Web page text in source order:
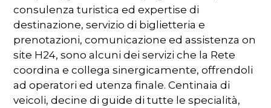
consulenza turistica ed expertise di
destinazione, servizio di biglietteria e
prenotazioni, comunicazione ed assistenza on
site H24, sono alcuni dei servizi che la Rete
coordina e collega sinergicamente, offrendoli
ad operatori ed utenza finale. Centinaia di
veicoli, decine di guide di tutte le specialità,